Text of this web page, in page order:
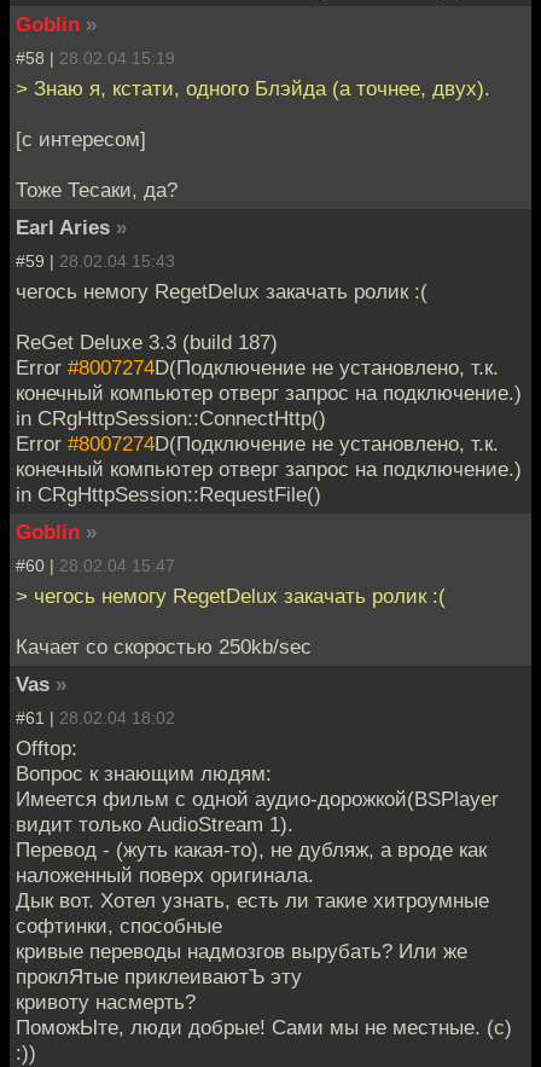
Goblin »
#58 | 28.02.04 15:19
> Знаю я, кстати, одного Блэйда (а точнее, двух).
[с интересом]
Тоже Тесаки, да?
Earl Aries »
#59 | 28.02.04 15:43
чегось немогу RegetDelux закачать ролик :(
ReGet Deluxe 3.3 (build 187)
Error #8007274D(Подключение не установлено, т.к.
конечный компьютер отверг запрос на подключение.)
in CRgHttpSession::ConnectHttp()
Error #8007274D(Подключение не установлено, т.к.
конечный компьютер отверг запрос на подключение.)
in CRgHttpSession::RequestFile()
Goblin »
#60 | 28.02.04 15:47
> чегось немогу RegetDelux закачать ролик :(
Качает со скоростью 250kb/sec
Vas »
#61 | 28.02.04 18:02
Offtop:
Вопрос к знающим людям:
Имеется фильм с одной аудио-дорожкой(BSPlayer
видит только AudioStream 1).
Перевод - (жуть какая-то), не дубляж, а вроде как
наложенный поверх оригинала.
Дык вот. Хотел узнать, есть ли такие хитроумные
софтинки, способные
кривые переводы надмозгов вырубать? Или же
проклЯтые приклеиваютЪ эту
кривоту насмерть?
ПоможЫте, люди добрые! Сами мы не местные. (с)
:))